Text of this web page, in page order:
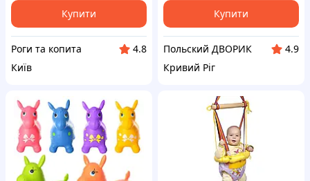
Купити
Роги та копита
4.8
Київ
Купити
Польский ДВОРИК
4.9
Кривий Ріг